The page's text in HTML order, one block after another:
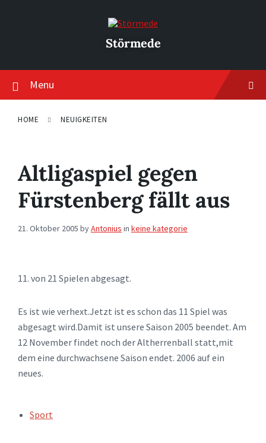
Störmede
Menu
HOME NEUIGKEITEN
Altligaspiel gegen
Fürstenberg fällt aus
21. Oktober 2005 byAntonius in keine kategorie
11. von 21 Spielen abgesagt.
Es ist wie verhext.Jetzt ist es schon das 11 Spiel was
abgesagt wird.Damit ist unsere Saison 2005 beendet. Am
12 November findet noch der Altherrenball statt,mit
dem eine durchwachsene Saison endet. 2006 auf ein
neues.
TAGS:Sport